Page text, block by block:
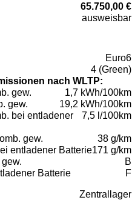
65.750,00 €
ausweisbar
Euro6
4 (Green)
nach WLTP:
gew.
1,7 kWh/100km
gew.
19,2 kWh/100km
bei entladener
7,5 l/100km
gew.
38 g/km
entladener Batterie171 g/km
B
Batterie F
Zentrallager